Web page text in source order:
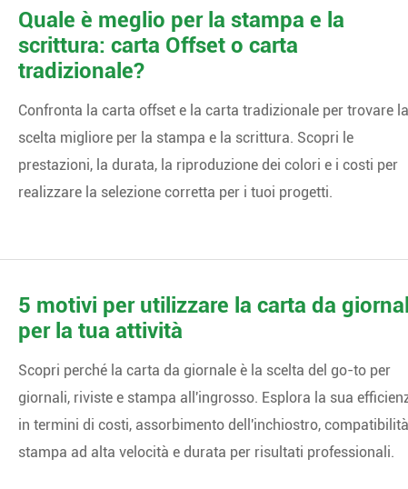
Quale è meglio per la stampa e la
scrittura: carta Offset o carta
tradizionale?
Confronta la carta offset e la carta tradizionale per trovare la
scelta migliore per la stampa e la scrittura. Scopri le
prestazioni, la durata, la riproduzione dei colori e i costi per
realizzare la selezione corretta per i tuoi progetti.
5 motivi per utilizzare la carta da
per la tua attività
Scopri perché la carta da giornale è la scelta del go-to per
giornali, riviste e stampa all'ingrosso. Esplora la sua
in termini di costi, assorbimento dell'inchiostro,
stampa ad alta velocità e durata per risultati professionali.